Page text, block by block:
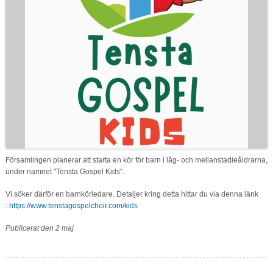
Församlingen planerar att starta en kör för barn i låg- och mellanstadieåldrarna,
under namnet "Tensta Gospel Kids".
Vi söker därför en barnkörledare. Detaljer kring detta hittar du via denna länk
: https://www.tenstagospelchoir.com/kids
Publicerat den 2 maj